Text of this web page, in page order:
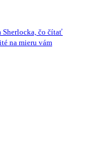
Sherlocka, čo čítať
na mieru vám